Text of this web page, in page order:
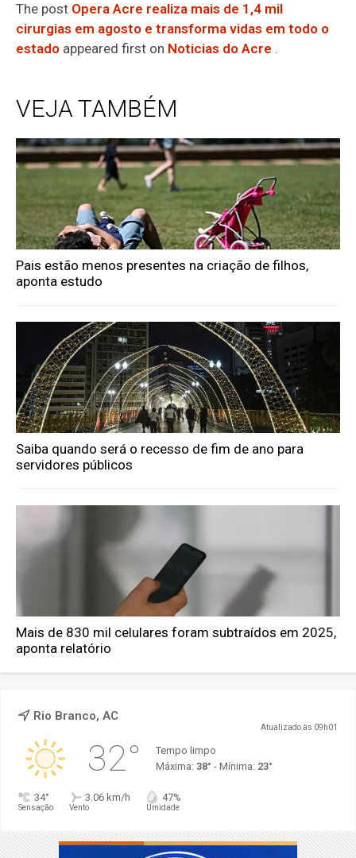
The post Opera Acre realiza mais de 1,4 mil
cirurgias em agosto e transforma vidas em todo o
estado appeared first on Noticias do Acre .
VEJA TAMBÉM
Pais estão menos presentes na criação de filhos,
aponta estudo
Saiba quando será o recesso de fim de ano para
servidores públicos
Mais de 830 mil celulares foram subtraídos em 2025,
aponta relatório
Rio Branco, AC
Atualizado às 09h01
32°
Tempo limpo
Máxima: 38° - Mínima: 23°
34°
Sensação
3.06 km/h
Vento
47%
Umidade